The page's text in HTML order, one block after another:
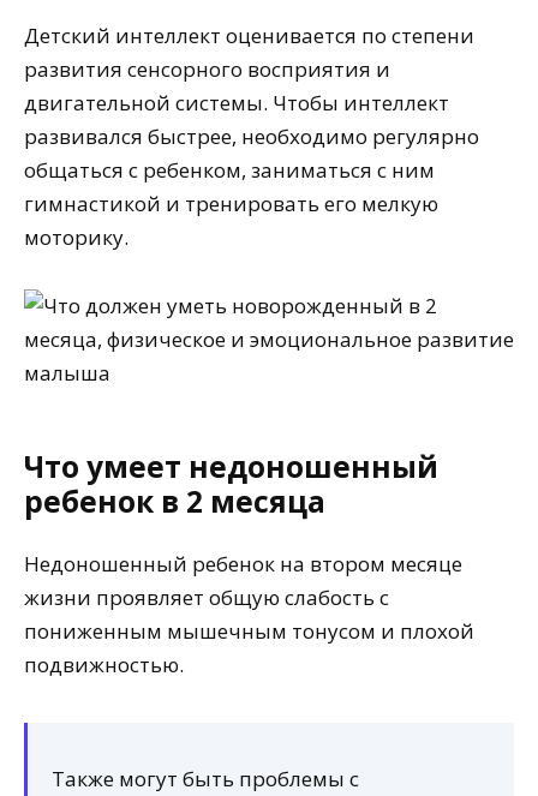
Детский интеллект оценивается по степени
развития сенсорного восприятия и
двигательной системы. Чтобы интеллект
развивался быстрее, необходимо регулярно
общаться с ребенком, заниматься с ним
гимнастикой и тренировать его мелкую
моторику.
Что умеет недоношенный
ребенок в 2 месяца
Недоношенный ребенок на втором месяце
жизни проявляет общую слабость с
пониженным мышечным тонусом и плохой
подвижностью.
Также могут быть проблемы с